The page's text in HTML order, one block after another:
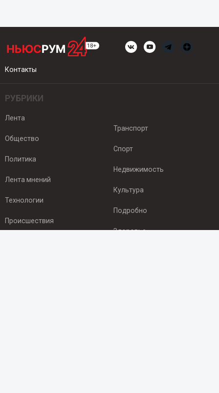
Контакты
РУБРИКИ
Лента
Общество
Политика
Лента мнений
Технологии
Происшествия
Транспорт
Спорт
Недвижимость
Культура
Подробно
Здоровье